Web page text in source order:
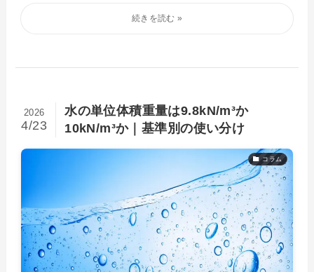
水の単位体積重量は9.8kN/m³か
10kN/m³か｜基準別の使い分け
2026
4/23
コラム